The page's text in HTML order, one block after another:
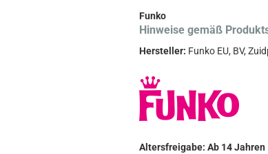
Funko
Hinweise gemäß
Hersteller: Funko EU, BV,
Altersfreigabe: Ab 14 Jahren